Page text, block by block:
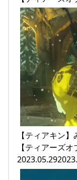
【ティアキン
【ティアーズオ